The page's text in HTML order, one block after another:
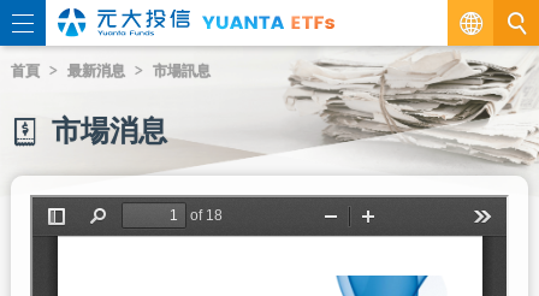
繁
EN
首頁 最新消息 市場訊息
市場消息